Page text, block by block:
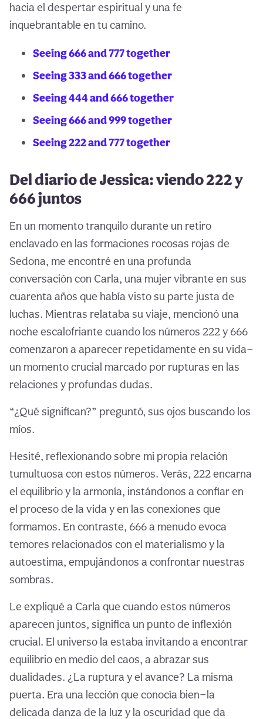
hacia el despertar espiritual y una fe
inquebrantable en tu camino.
Seeing 666 and 777 together
Seeing 333 and 666 together
Seeing 444 and 666 together
Seeing 666 and 999 together
Seeing 222 and 777 together
Del diario de Jessica: viendo 222 y
666 juntos
En un momento tranquilo durante un retiro
enclavado en las formaciones rocosas rojas de
Sedona, me encontré en una profunda
conversación con Carla, una mujer vibrante en sus
cuarenta años que había visto su parte justa de
luchas. Mientras relataba su viaje, mencionó una
noche escalofriante cuando los números 222 y 666
comenzaron a aparecer repetidamente en su vida—
un momento crucial marcado por rupturas en las
relaciones y profundas dudas.
“¿Qué significan?” preguntó, sus ojos buscando los
míos.
Hesité, reflexionando sobre mi propia relación
tumultuosa con estos números. Verás, 222 encarna
el equilibrio y la armonía, instándonos a confiar en
el proceso de la vida y en las conexiones que
formamos. En contraste, 666 a menudo evoca
temores relacionados con el materialismo y la
autoestima, empujándonos a confrontar nuestras
sombras.
Le expliqué a Carla que cuando estos números
aparecen juntos, significa un punto de inflexión
crucial. El universo la estaba invitando a encontrar
equilibrio en medio del caos, a abrazar sus
dualidades. ¿La ruptura y el avance? La misma
puerta. Era una lección que conocía bien—la
delicada danza de la luz y la oscuridad que da